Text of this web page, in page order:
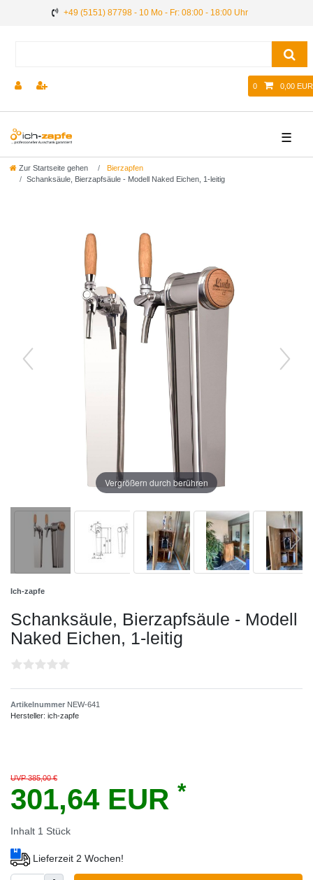
+49 (5151) 87798 - 10 Mo - Fr: 08:00 - 18:00 Uhr
0 0,00 EUR
☰
Zur Startseite gehen
Bierzapfen
Schanksäule, Bierzapfsäule - Modell Naked Eichen, 1-leitig
Vergrößern durch berühren
Ich-zapfe
Schanksäule, Bierzapfsäule - Modell
Naked Eichen, 1-leitig
Artikelnummer NEW-641
Hersteller: ich-zapfe
UVP 385,00 €
301,64 EUR *
Inhalt 1 Stück
Lieferzeit 2 Wochen!